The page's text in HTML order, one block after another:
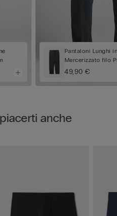
Pantaloni Lunghi
Mercerizzato filo
49,90 €
anche